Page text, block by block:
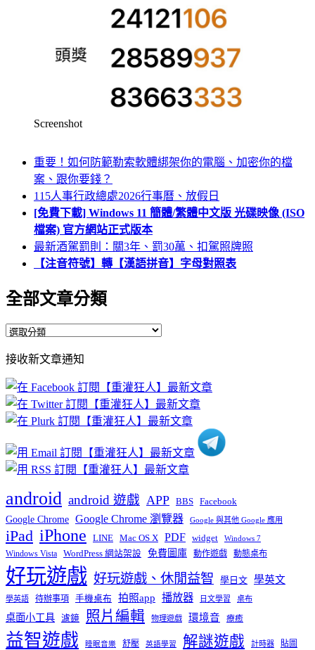
Screenshot
重要！如何防範勒索軟體綁架你的電腦、加密你的檔
案、跟你要錢？
115人事行政總處2026行事曆、放假日
[免費下載] Windows 11 簡體/繁體中文版 光碟映像 (ISO
檔案) 官方網站正式版本
最新酒駕罰則：關3年、罰30萬、扣駕照牌照
【注音符號】轉【漢語拼音】字母對照表
全部文章分類
全
文
章
分
類
接收新文章通知
android android 遊戲 APP BBS Facebook
Google Chrome Google Chrome 瀏覽器 Google 與其他 Google 應用
iPad iPhone LINE Mac OS X PDF widget Windows 7
Windows Vista WordPress 網站架設 免費圖庫 動作遊戲 動態桌布
好玩遊戲 好玩遊戲、休閒益智 學日文 學英文
學英語 待辦事項 手機桌布 拍照app 播放器 日文學習 桌布
桌面小工具 濾鏡 照片編輯 物理遊戲 環境音 療癒
益智遊戲 睡眠音樂 舒壓 英語學習 解謎遊戲 計時器 貼圖